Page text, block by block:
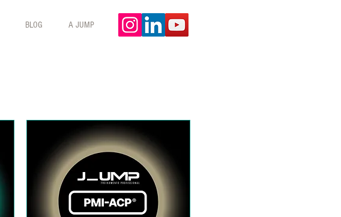
BLOG A JUMP